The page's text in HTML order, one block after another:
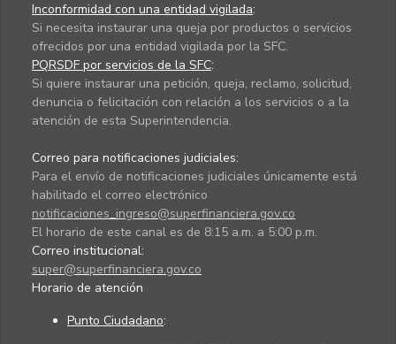
Inconformidad con una entidad vigilada:
Si necesita instaurar una queja por productos o servicios
ofrecidos por una entidad vigilada por la SFC.
PQRSDF por servicios de la SFC:
Si quiere instaurar una petición, queja, reclamo, solicitud,
denuncia o felicitación con relación a los servicios o a la
atención de esta Superintendencia.
Correo para notificaciones judiciales:
Para el envío de notificaciones judiciales únicamente está
habilitado el correo electrónico
notificaciones_ingreso@superfinanciera.gov.co
El horario de este canal es de 8:15 a.m. a 5:00 p.m.
Correo institucional:
super@superfinanciera.gov.co
Horario de atención
Punto Ciudadano: